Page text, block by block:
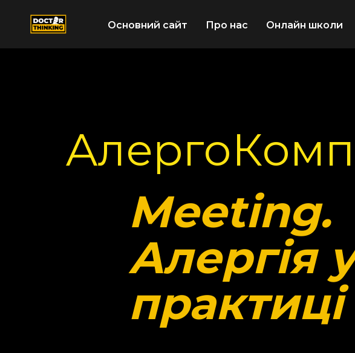
Основний сайт Про нас Онлайн школи
Meeting.
Алергія